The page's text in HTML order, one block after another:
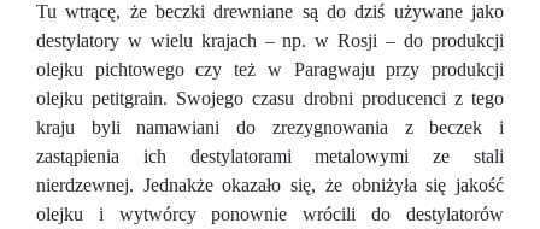
Tu wtrącę, że beczki drewniane są do dziś używane jako
destylatory w wielu krajach – np. w Rosji – do produkcji
olejku pichtowego czy też w Paragwaju przy produkcji
olejku petitgrain. Swojego czasu drobni producenci z tego
kraju byli namawiani do zrezygnowania z beczek i
zastąpienia ich destylatorami metalowymi ze stali
nierdzewnej. Jednakże okazało się, że obniżyła się jakość
olejku i wytwórcy ponownie wrócili do destylatorów